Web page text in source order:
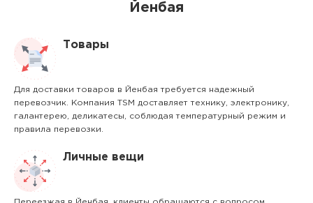
Йенбая
Товары
Для доставки товаров в Йенбая требуется надежный
перевозчик. Компания TSM доставляет технику, электронику,
галантерею, деликатесы, соблюдая температурный режим и
правила перевозки.
Личные вещи